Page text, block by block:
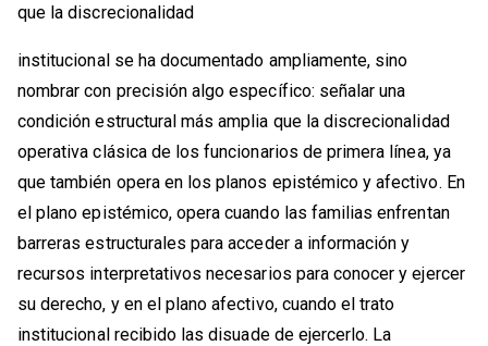
que la discrecionalidad
institucional se ha documentado ampliamente, sino
nombrar con precisión algo específico: señalar una
condición estructural más amplia que la discrecionalidad
operativa clásica de los funcionarios de primera línea, ya
que también opera en los planos epistémico y afectivo. En
el plano epistémico, opera cuando las familias enfrentan
barreras estructurales para acceder a información y
recursos interpretativos necesarios para conocer y ejercer
su derecho, y en el plano afectivo, cuando el trato
institucional recibido las disuade de ejercerlo. La